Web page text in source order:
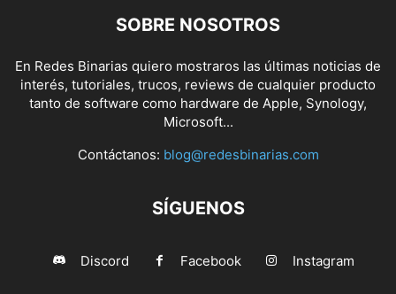
SOBRE NOSOTROS
En Redes Binarias quiero mostraros las últimas noticias de
interés, tutoriales, trucos, reviews de cualquier producto
tanto de software como hardware de Apple, Synology,
Microsoft...
Contáctanos: blog@redesbinarias.com
SÍGUENOS
Discord Facebook Instagram